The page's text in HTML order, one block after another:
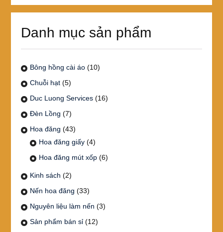
Danh mục sản phẩm
Bông hồng cài áo (10)
Chuỗi hạt (5)
Duc Luong Services (16)
Đèn Lồng (7)
Hoa đăng (43)
Hoa đăng giấy (4)
Hoa đăng mút xốp (6)
Kinh sách (2)
Nến hoa đăng (33)
Nguyên liệu làm nến (3)
Sản phẩm bán sỉ (12)